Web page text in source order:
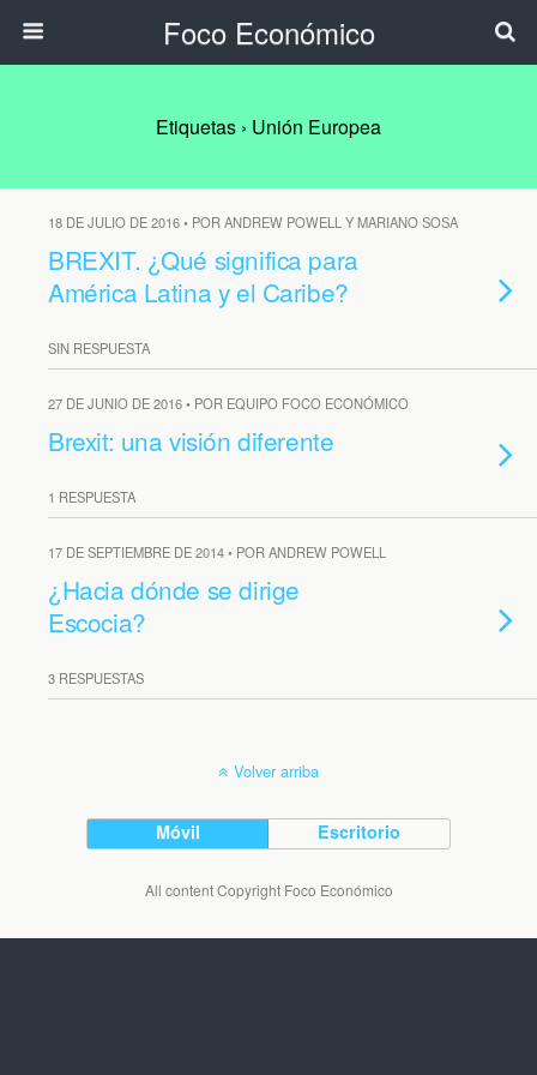
Foco Económico
Etiquetas › Unión Europea
18 DE JULIO DE 2016 • POR ANDREW POWELL Y MARIANO SOSA
BREXIT. ¿Qué significa para
América Latina y el Caribe?
SIN RESPUESTA
27 DE JUNIO DE 2016 • POR EQUIPO FOCO ECONÓMICO
Brexit: una visión diferente
1 RESPUESTA
17 DE SEPTIEMBRE DE 2014 • POR ANDREW POWELL
¿Hacia dónde se dirige
Escocia?
3 RESPUESTAS
Volver arriba
Móvil Escritorio
All content Copyright Foco Económico